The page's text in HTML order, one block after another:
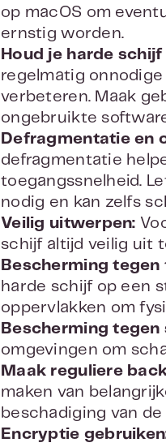
op macOS om
ernstig worden.
Houd je harde
regelmatig
verbeteren. Maak
ongebruikte
Defragmentatie en
defragmentatie
toegangssnelheid.
nodig en kan zelfs
Veilig uitwerpen:
schijf altijd veilig uit
Bescherming
harde schijf op een
oppervlakken om
Bescherming
omgevingen om
Maak reguliere
maken van
beschadiging van de
Encryptie